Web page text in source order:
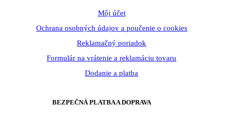
Môj účet
Ochrana osobných údajov a poučenie o cookies
Reklamačný poriadok
Formulár na vrátenie a reklamáciu tovaru
Dodanie a platba
BEZPEČNÁ PLATBA A DOPRAVA